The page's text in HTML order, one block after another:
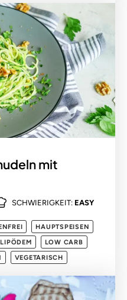
mit
SCHWIERIGKEIT: EASY
HAUPTSPEISEN
LIPÖDEM
LOW CARB
VEGETARISCH